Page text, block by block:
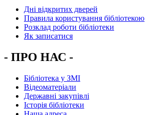
Дні відкритих дверей
Правила користування бібліотекою
Розклад роботи бібліотеки
Як записатися
- ПРО НАС -
Бібліотека у ЗМІ
Відеоматеріали
Державні закупівлі
Історія бібліотеки